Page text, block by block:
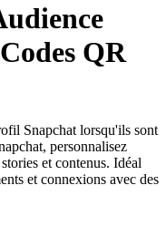
QR
Snapchat lorsqu'ils sont
personnalisez
et contenus. Idéal
et connexions avec des